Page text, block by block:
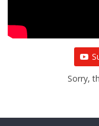
Sorry,